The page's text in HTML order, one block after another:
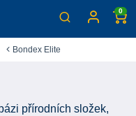
0
Bondex Elite
přírodních složek,